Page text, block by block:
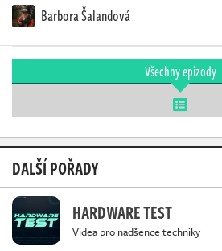
Barbora Šalandová
Všechny epizody
DALŠÍ POŘADY
HARDWARE TEST
Videa pro nadšence techniky